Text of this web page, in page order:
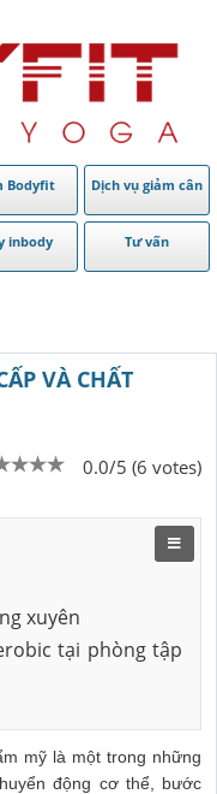
Bodyfit Dịch vụ giảm cân
inbody Tư vấn
VÀ CHẤT
0.0/5 (6 votes)
xuyên
tại phòng tập
mỹ là một trong những
động cơ thể, bước